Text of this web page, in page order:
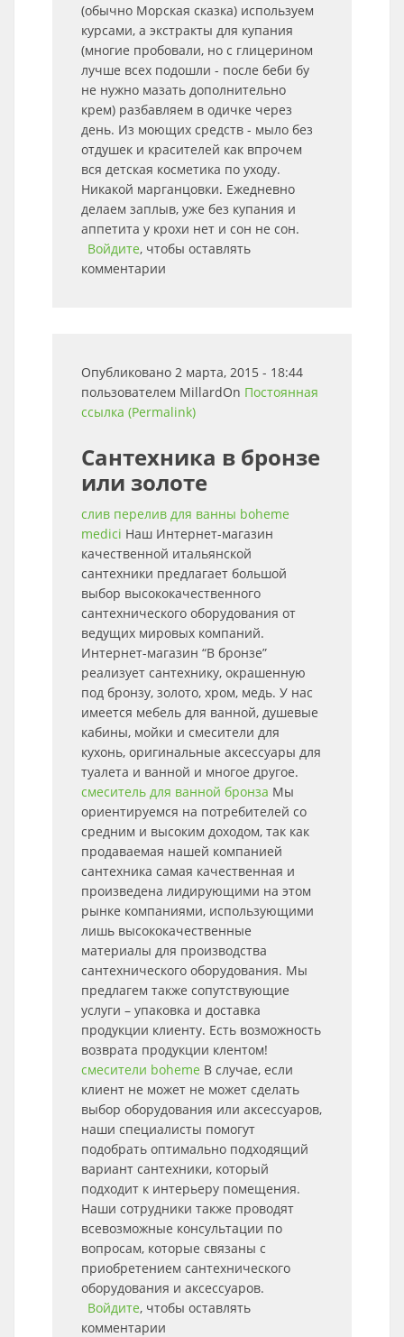
(обычно Морская сказка) используем
курсами, а экстракты для купания
(многие пробовали, но с глицерином
лучше всех подошли - после беби бу
не нужно мазать дополнительно
крем) разбавляем в одичке через
день. Из моющих средств - мыло без
отдушек и красителей как впрочем
вся детская косметика по уходу.
Никакой марганцовки. Ежедневно
делаем заплыв, уже без купания и
аппетита у крохи нет и сон не сон.
Войдите, чтобы оставлять
комментарии
Опубликовано 2 марта, 2015 - 18:44
пользователем MillardOn Постоянная
ссылка (Permalink)
Сантехника в бронзе
или золоте
слив перелив для ванны boheme
medici Наш Интернет-магазин
качественной итальянской
сантехники предлагает большой
выбор высококачественного
сантехнического оборудования от
ведущих мировых компаний.
Интернет-магазин “В бронзе”
реализует сантехнику, окрашенную
под бронзу, золото, хром, медь. У нас
имеется мебель для ванной, душевые
кабины, мойки и смесители для
кухонь, оригинальные аксессуары для
туалета и ванной и многое другое.
смеситель для ванной бронза Мы
ориентируемся на потребителей со
средним и высоким доходом, так как
продаваемая нашей компанией
сантехника самая качественная и
произведена лидирующими на этом
рынке компаниями, использующими
лишь высококачественные
материалы для производства
сантехнического оборудования. Мы
предлагем также сопутствующие
услуги – упаковка и доставка
продукции клиенту. Есть возможность
возврата продукции клентом!
смесители boheme В случае, если
клиент не может не может сделать
выбор оборудования или аксессуаров,
наши специалисты помогут
подобрать оптимально подходящий
вариант сантехники, который
подходит к интерьеру помещения.
Наши сотрудники также проводят
всевозможные консультации по
вопросам, которые связаны с
приобретением сантехнического
оборудования и аксессуаров.
Войдите, чтобы оставлять
комментарии